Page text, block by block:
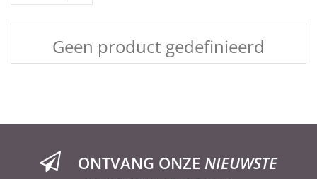
Geen product gedefinieerd
ONTVANG ONZE NIEUWSTE